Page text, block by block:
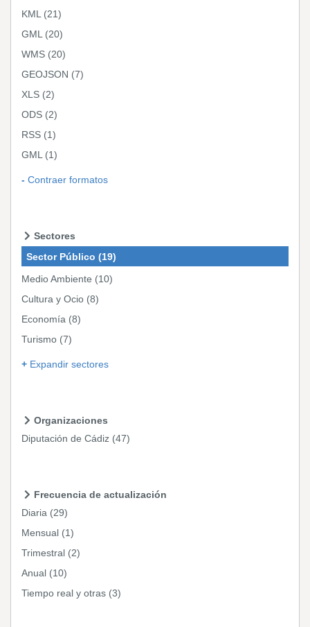
KML (21)
GML (20)
WMS (20)
GEOJSON (7)
XLS (2)
ODS (2)
RSS (1)
GML (1)
Contraer formatos
Sectores
Sector Público (19)
Medio Ambiente (10)
Cultura y Ocio (8)
Economía (8)
Turismo (7)
Expandir sectores
Organizaciones
Diputación de Cádiz (47)
Frecuencia de actualización
Diaria (29)
Mensual (1)
Trimestral (2)
Anual (10)
Tiempo real y otras (3)